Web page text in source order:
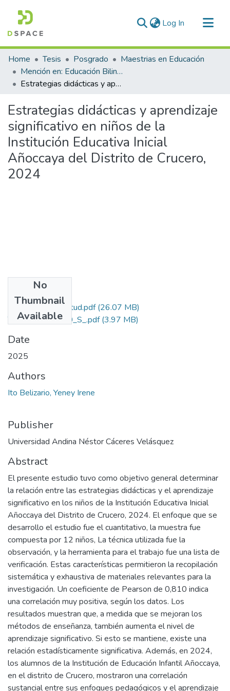
Log In (current)
Communities & Collections
All of DSpace
Statistics
Home Tesis Posgrado
Maestrias en Educación
Mención en: Educación Bilingue Intercultural y Gerencia Educativa
Estrategias didácticas y aprendizaje significativo en niños de la Institución Educativa Inicial Añoccaya del Distrito de Crucero, 2024
Estrategias didácticas y aprendizaje
significativo en niños de la
Institución Educativa Inicial
Añoccaya del Distrito de Crucero,
2024
No
Thumbnail
Available
Grado de Similitud.pdf(26.07 MB)
T036_40850870_S_.pdf(3.97 MB)
Date
2025
Authors
Ito Belizario, Yeney Irene
Publisher
Universidad Andina Néstor Cáceres Velásquez
Abstract
El presente estudio tuvo como objetivo general determinar
la relación entre las estrategias didácticas y el aprendizaje
significativo en los niños de la Institución Educativa Inicial
Añoccaya del Distrito de Crucero, 2024. El enfoque que se
desarrollo el estudio fue el cuantitativo, la muestra fue
compuesta por 12 niños, La técnica utilizada fue la
observación, y la herramienta para el trabajo fue una lista de
verificación. Estas características permitieron la recopilación
sistemática y exhaustiva de materiales relevantes para la
investigación. Un coeficiente de Pearson de 0,810 indica
una correlación muy positiva, según los datos. Los
resultados muestran que, a medida que se mejoran los
métodos de enseñanza, también aumenta el nivel de
aprendizaje significativo. Si esto se mantiene, existe una
relación estadísticamente significativa. Además, en 2024,
los alumnos de la Institución de Educación Infantil Añoccaya,
en el distrito de Crucero, mostraron una correlación
sustancial entre sus enfoques pedagógicos y el aprendizaje